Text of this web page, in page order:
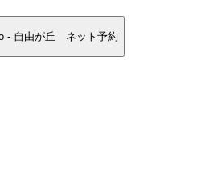
- 自由が丘 ネット予約